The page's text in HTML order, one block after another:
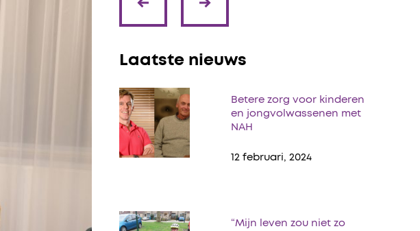
Laatste nieuws
Betere zorg voor kinderen
en jongvolwassenen met
NAH
12 februari, 2024
“Mijn leven zou niet zo